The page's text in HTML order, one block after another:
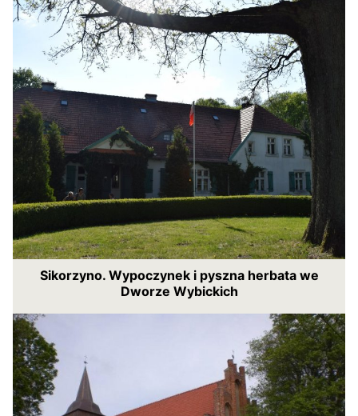
Sikorzyno. Wypoczynek i pyszna herbata we
Dworze Wybickich